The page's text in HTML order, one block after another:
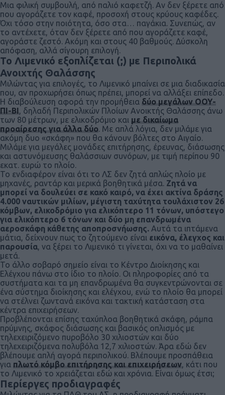
Μια φιλική συμβουλή, από παλιό καφετζή. Αν δεν ξέρετε από
που αγοράζετε τον καφέ, προσοχή στους κρύους καφέδες.
Όχι τόσο στην ποιότητα, όσο στα… παγάκια. Συνεπώς, αν
το αντέχετε, όταν δεν ξέρετε από που αγοράζετε καφέ,
αγοράστε ζεστό. Ακόμη και στους 40 βαθμούς. Δύσκολη
απόφαση, αλλά σίγουρη επιλογή.
Το Λιμενικό εξοπλίζεται (;) με Περιπολικά
Ανοιχτής Θαλάσσης
Μιλώντας για επιλογές, το Λιμενικό μπαίνει σε μια διαδικασία
που, αν προχωρήσει όπως πρέπει, μπορεί να αλλάξει επίπεδο.
Η διαβούλευση αφορά την προμήθεια δύο μεγάλων ΟΟΥ-
ΠΙ-ΒΙ , δηλαδή Περιπολικών Πλοίων Ανοικτής Θαλάσσης άνω
των 80 μέτρων, με ελικοδρόμιο και με δικαίωμα
προαίρεσης για άλλα δύο. Με απλά λόγια, δεν μιλάμε για
ακόμη δυο «σκάφη» που θα κάνουν βόλτες στο Αιγαίο.
Μιλάμε για μεγάλες μονάδες επιτήρησης, έρευνας, διάσωσης
και αστυνόμευσης θαλάσσιων συνόρων, με τιμή περίπου 90
εκατ. ευρώ το πλοίο.
Το ενδιαφέρον είναι ότι το ΛΣ δεν ζητά απλώς πλοίο με
μηχανές, ραντάρ και μερικά βοηθητικά μέσα. Ζητά να
μπορεί να δουλεύει σε κακό καιρό, να έχει ακτίνα δράσης
4.000 ναυτικών μιλίων, μέγιστη ταχύτητα τουλάχιστον 26
κόμβων, ελικοδρόμιο για ελικόπτερο 11 τόνων, υπόστεγο
για ελικόπτερο 6 τόνων και δύο μη επανδρωμένα
αεροσκάφη κάθετης αποπροσνήωσης. Αυτά τα ιπτάμενα
μάτια, δείχνουν πως το ζητούμενο είναι εικόνα, έλεγχος και
παρουσία, να ξέρει το Λιμενικό τι γίνεται, όχι να το μαθαίνει
μετά.
Το άλλο σοβαρό σημείο είναι το Κέντρο Διοίκησης και
Ελέγχου πάνω στο ίδιο το πλοίο. Οι πληροφορίες από τα
συστήματα και τα μη επανδρωμένα θα συγκεντρώνονται σε
ένα σύστημα διοίκησης και ελέγχου, ενώ το πλοίο θα μπορεί
να στέλνει ζωντανά εικόνα και τακτική κατάσταση στα
κέντρα επιχειρήσεων.
Προβλέπονται επίσης ταχύπλοα βοηθητικά σκάφη, ράμπα
πρύμνης, σκάφος διάσωσης και βασικός οπλισμός με
τηλεχειριζόμενο πυροβόλο 30 χιλιοστών και δύο
τηλεχειριζόμενα πολυβόλα 12,7 χιλιοστών. Άρα εδώ δεν
βλέπουμε απλή αγορά περιπολικού. Βλέπουμε προσπάθεια
για πλωτό κόμβο επιτήρησης και επιχειρήσεων, κάτι που
το Λιμενικό το χρειάζεται εδώ και χρόνια. Είναι όμως έτσι;
Περίεργες προδιαγραφές